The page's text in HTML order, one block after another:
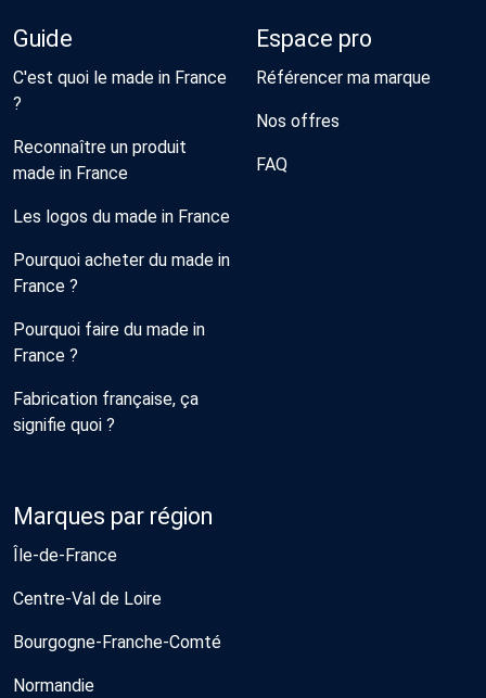
Guide
C'est quoi le made in France
?
Reconnaître un produit
made in France
Les logos du made in France
Pourquoi acheter du made in
France ?
Pourquoi faire du made in
France ?
Fabrication française, ça
signifie quoi ?
Espace pro
Référencer ma marque
Nos offres
FAQ
Marques par région
Île-de-France
Centre-Val de Loire
Bourgogne-Franche-Comté
Normandie